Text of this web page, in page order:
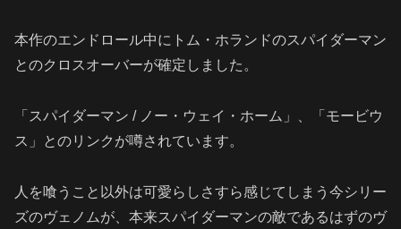
本作のエンドロール中にトム・ホランドのスパイダーマン
とのクロスオーバーが確定しました。
「スパイダーマン / ノー・ウェイ・ホーム」、「モービウ
ス」とのリンクが噂されています。
人を喰うこと以外は可愛らしさすら感じてしまう今シリー
ズのヴェノムが、本来スパイダーマンの敵であるはずのヴ